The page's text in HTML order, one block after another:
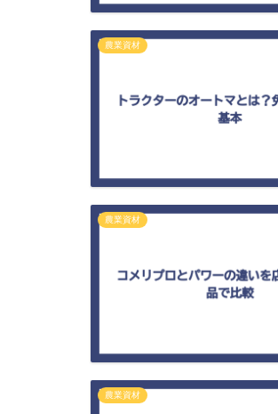
農業資材
農業資材
農業資材